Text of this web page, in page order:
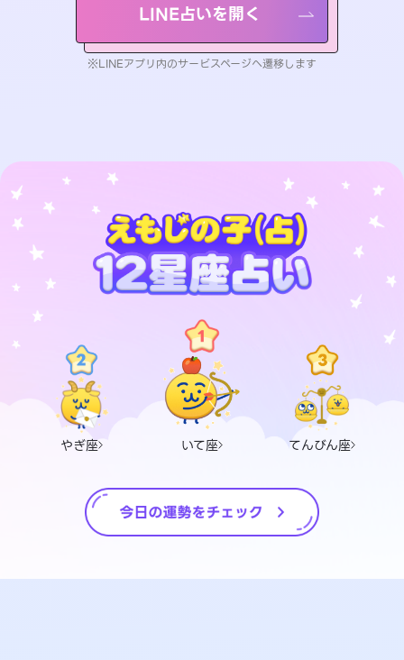
LINE占いを開く
※LINEアプリ内のサービスページへ遷移します
やぎ座 いて座 てんびん座